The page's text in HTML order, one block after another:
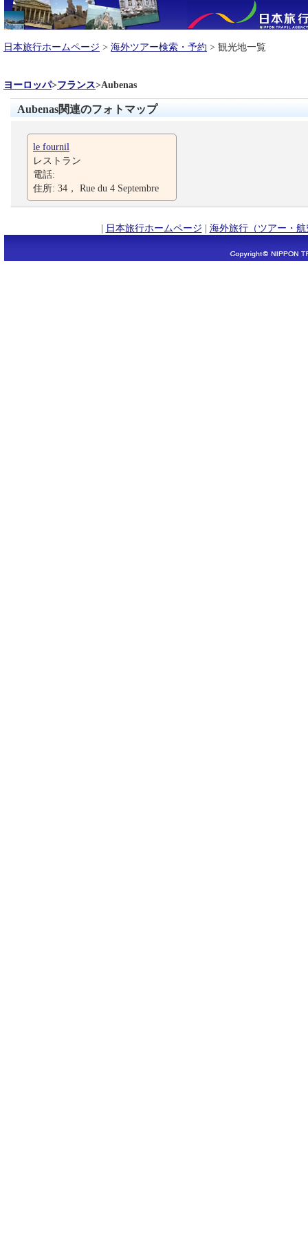
日本旅行ホームページ > 海外ツアー検索・予約 > 観光地一覧
ヨーロッパ>フランス>Aubenas
Aubenas関連のフォトマップ
le fournil
レストラン
電話:
住所: 34， Rue du 4 Septembre
| 日本旅行ホームページ | 海外旅行（ツアー・航